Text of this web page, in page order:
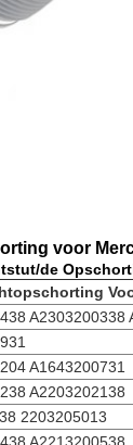
voor
de
A2303200338
A1643200731
A2203202138
2203205013